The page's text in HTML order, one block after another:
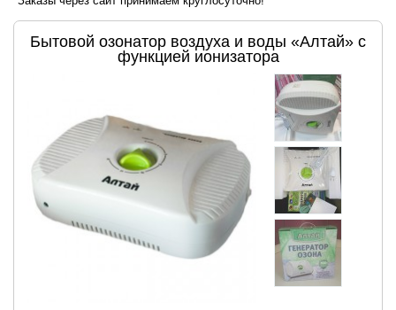
Бытовой озонатор воздуха и воды «Алтай» с
функцией ионизатора